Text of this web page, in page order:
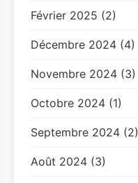
Février 2025 (2)
Décembre 2024 (4)
Novembre 2024 (3)
Octobre 2024 (1)
Septembre 2024 (2)
Août 2024 (3)